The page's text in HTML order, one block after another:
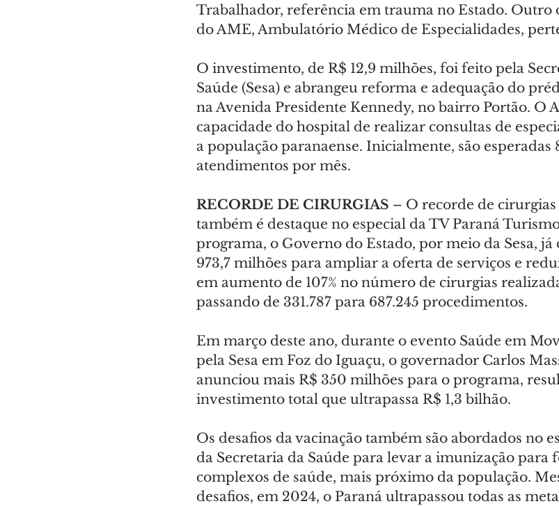
Trabalhador, referência em trauma no Estado. Outro
do AME, Ambulatório Médico de Especialidades,
O investimento, de R$ 12,9 milhões, foi feito pela
Saúde (Sesa) e abrangeu reforma e adequação do
na Avenida Presidente Kennedy, no bairro Portão. O
capacidade do hospital de realizar consultas de
a população paranaense. Inicialmente, são esperadas
atendimentos por mês.
RECORDE DE CIRURGIAS – O recorde de
também é destaque no especial da TV Paraná
programa, o Governo do Estado, por meio da Sesa, já
973,7 milhões para ampliar a oferta de serviços e
em aumento de 107% no número de cirurgias
passando de 331.787 para 687.245 procedimentos.
Em março deste ano, durante o evento Saúde em
pela Sesa em Foz do Iguaçu, o governador Carlos
anunciou mais R$ 350 milhões para o programa,
investimento total que ultrapassa R$ 1,3 bilhão.
Os desafios da vacinação também são abordados no
da Secretaria da Saúde para levar a imunização para
complexos de saúde, mais próximo da população.
desafios, em 2024, o Paraná ultrapassou todas as